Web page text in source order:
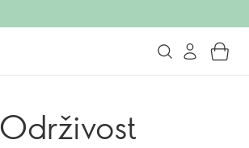
Održivost